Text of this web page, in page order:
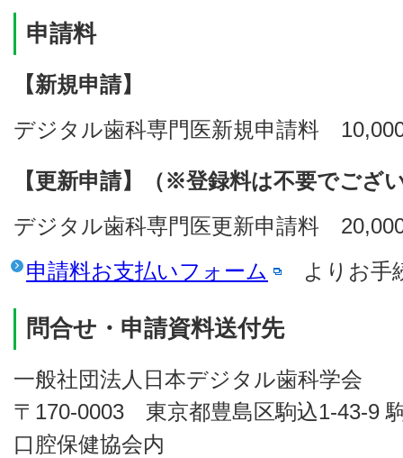
申請料
【新規申請】
デジタル歯科専門医新規申請料
【更新申請】（※登録料は不要でござ
デジタル歯科専門医更新申請料
申請料お支払いフォーム
よりお手
問合せ・申請資料送付先
一般社団法人日本デジタル歯科学会
〒170-0003 東京都豊島区駒込1-43-9
口腔保健協会内